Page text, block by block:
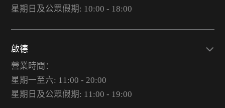
星期日及公眾假期: 10:00 - 18:00
啟德
營業時間：
星期一至六: 11:00 - 20:00
星期日及公眾假期: 11:00 - 19:00